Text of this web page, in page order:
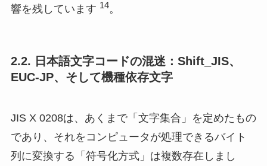
響を残しています 14。
2.2. 日本語文字コードの混迷：Shift_JIS、
EUC-JP、そして機種依存文字
JIS X 0208は、あくまで「文字集合」を定めたもの
であり、それをコンピュータが処理できるバイト
列に変換する「符号化方式」は複数存在しまし